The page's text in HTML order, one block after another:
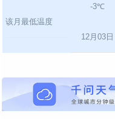
该月最低温度
-3℃
12月03日